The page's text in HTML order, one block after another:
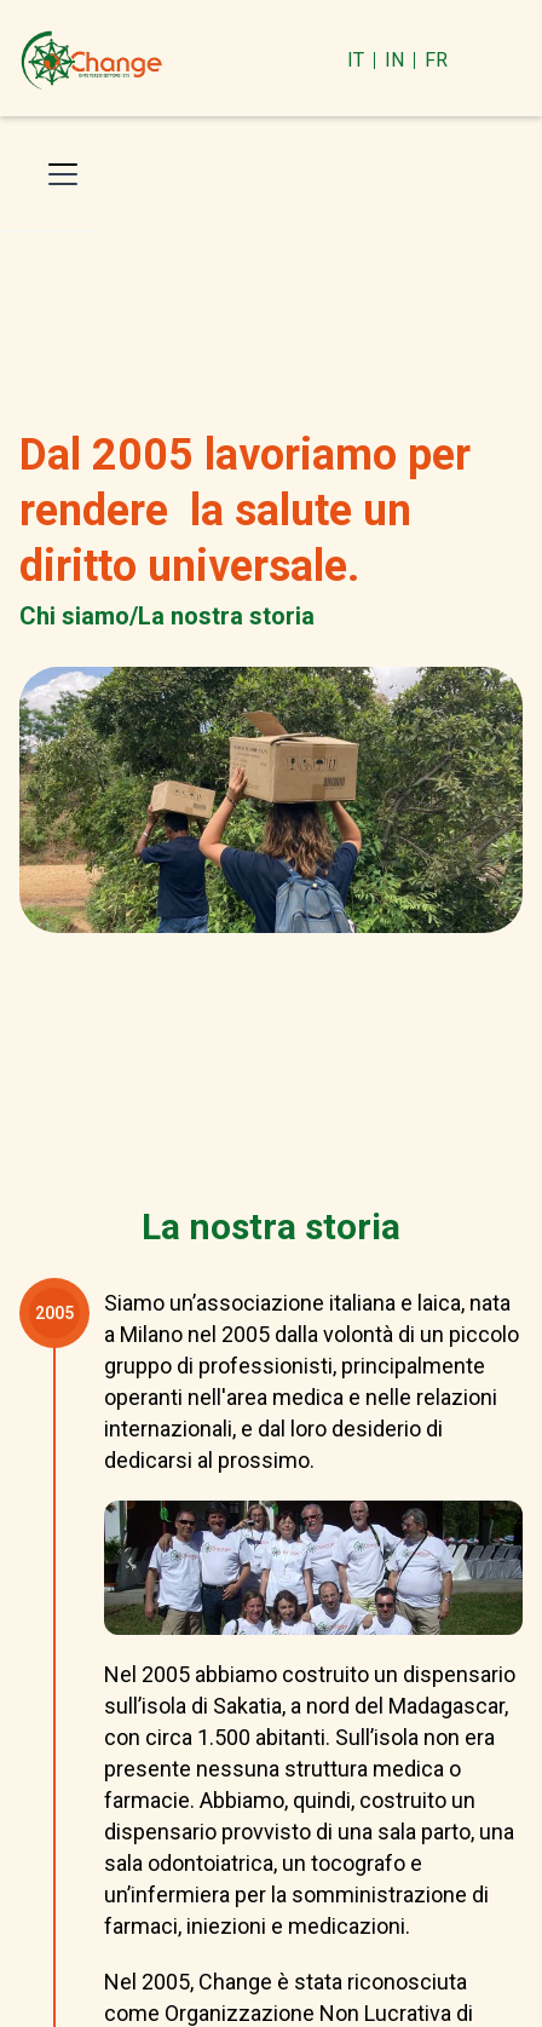
IT IN FR
Dal 2005 lavoriamo per
rendere la salute un
diritto universale.
Chi siamo/La nostra storia
La nostra storia
2005
Siamo un’associazione italiana e laica, nata
a Milano nel 2005 dalla volontà di un piccolo
gruppo di professionisti, principalmente
operanti nell'area medica e nelle relazioni
internazionali, e dal loro desiderio di
dedicarsi al prossimo.
Nel 2005 abbiamo costruito un dispensario
sull’isola di Sakatia, a nord del Madagascar,
con circa 1.500 abitanti. Sull’isola non era
presente nessuna struttura medica o
farmacie. Abbiamo, quindi, costruito un
dispensario provvisto di una sala parto, una
sala odontoiatrica, un tocografo e
un’infermiera per la somministrazione di
farmaci, iniezioni e medicazioni.
Nel 2005, Change è stata riconosciuta
come Organizzazione Non Lucrativa di